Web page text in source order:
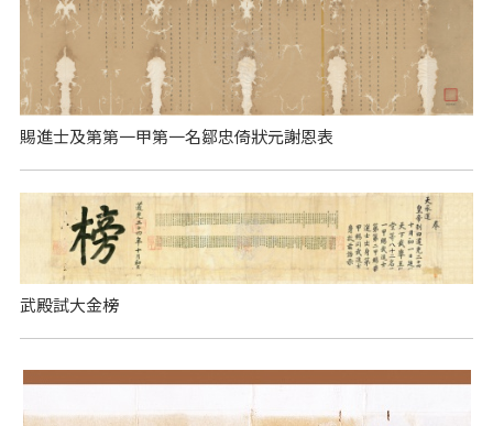
賜進士及第第一甲第一名鄒忠倚狀元謝恩表
武殿試大金榜